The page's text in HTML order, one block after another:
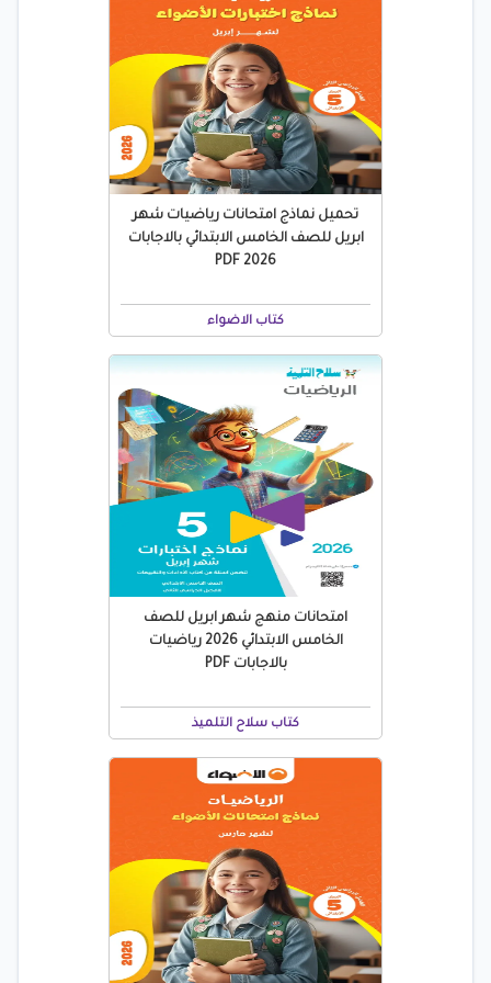
تحميل نماذج امتحانات رياضيات شهر
ابريل للصف الخامس الابتدائي بالاجابات
2026 PDF
كتاب الاضواء
امتحانات منهج شهر ابريل للصف
الخامس الابتدائي 2026 رياضيات
بالاجابات PDF
كتاب سلاح التلميذ